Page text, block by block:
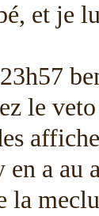
et je
le
en a au
la